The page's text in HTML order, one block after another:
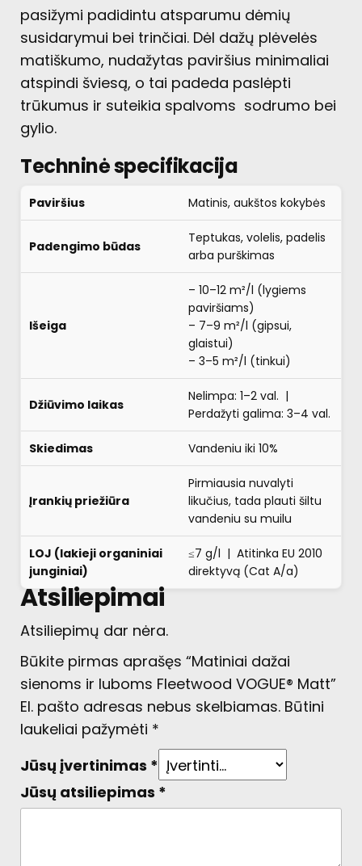
pasižymi padidintu atsparumu dėmių
susidarymui bei trinčiai. Dėl dažų plėvelės
matiškumo, nudažytas paviršius minimaliai
atspindi šviesą, o tai padeda paslėpti
trūkumus ir suteikia spalvoms sodrumo bei
gylio.
Techninė specifikacija
Paviršius Matinis, aukštos kokybės
Padengimo būdas
Teptukas, volelis, padelis
arba purškimas
Išeiga
– 10–12 m²/l (lygiems
paviršiams)
– 7–9 m²/l (gipsui,
glaistui)
– 3–5 m²/l (tinkui)
Džiūvimo laikas
Nelimpa: 1–2 val. |
Perdažyti galima: 3–4 val.
Skiedimas Vandeniu iki 10%
Įrankių priežiūra
Pirmiausia nuvalyti
likučius, tada plauti šiltu
vandeniu su muilu
LOJ (lakieji organiniai
junginiai)
≤7 g/l | Atitinka EU 2010
direktyvą (Cat A/a)
Atsiliepimai
Atsiliepimų dar nėra.
Būkite pirmas aprašęs “Matiniai dažai
sienoms ir luboms Fleetwood VOGUE® Matt”
El. pašto adresas nebus skelbiamas. Būtini
laukeliai pažymėti *
Jūsų įvertinimas *
Jūsų atsiliepimas *